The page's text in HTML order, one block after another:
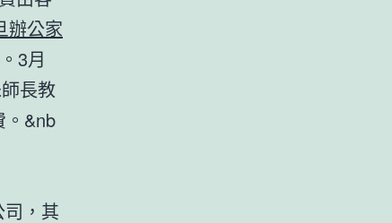
辦公家
3月
長教
。&nb
，其